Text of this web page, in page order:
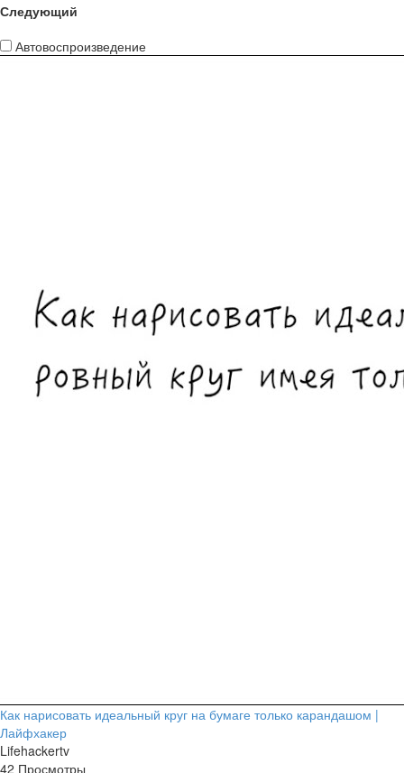
Следующий
Автовоспроизведение
Как нарисовать идеальный круг на бумаге только карандашом |
Лайфхакер
Lifehackertv
42 Просмотры